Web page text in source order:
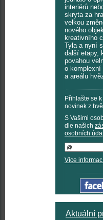
interiérů
skryta za
velkou
nového
kreativního
Tyla a nyní
další etapy,
povahou
o komplexní
a areálu
Přihlašte se
novinek z
S Vašimi
dle našich
osobních
Více
Aktuální